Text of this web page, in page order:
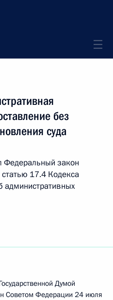
без
суда
Федеральный закон
17.4 Кодекса
административных
Думой
Советом Федерации 24 июля